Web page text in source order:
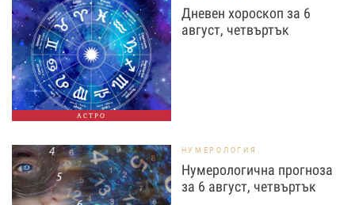
АСТРО
Дневен хороскоп за 6
август, четвъртък
НУМЕРОЛОГИЯ
Нумерологична прогноза
за 6 август, четвъртък